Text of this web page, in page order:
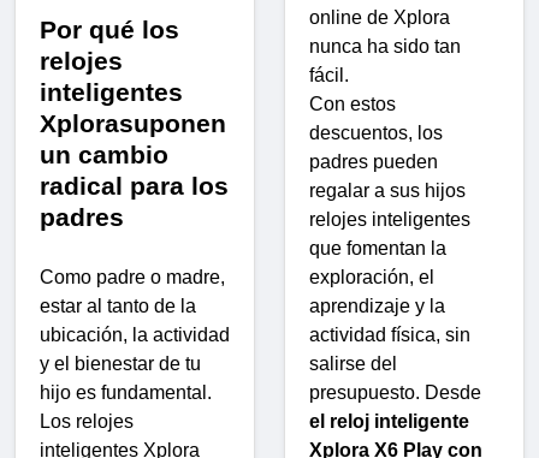
Por qué los
relojes
inteligentes
Xplorasuponen
un cambio
radical para los
padres
Como padre o madre,
estar al tanto de la
ubicación, la actividad
y el bienestar de tu
hijo es fundamental.
Los relojes
inteligentes Xplora
online de Xplora
nunca ha sido tan
fácil.
Con estos
descuentos, los
padres pueden
regalar a sus hijos
relojes inteligentes
que fomentan la
exploración, el
aprendizaje y la
actividad física, sin
salirse del
presupuesto. Desde
el reloj inteligente
Xplora X6 Play con